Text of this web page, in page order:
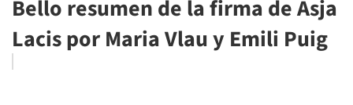
Bello resumen de la firma de Asja
Lacis por Maria Vlau y Emili Puig